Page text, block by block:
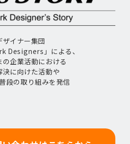
ザイナー集団
Designers」による、
の企業活動における
決に向けた活動や
段の取り組みを発信